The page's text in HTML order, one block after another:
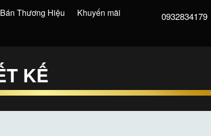
0932834179
Bán Thương Hiệu
Khuyến mãi
KẾ